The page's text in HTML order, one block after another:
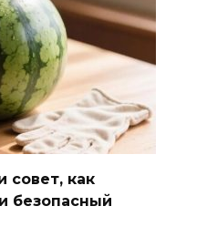
совет, как
безопасный